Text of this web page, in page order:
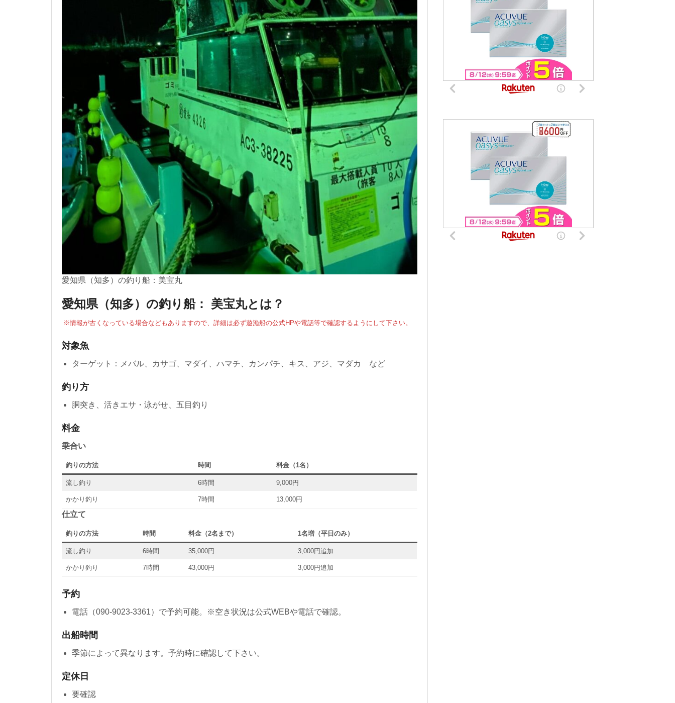
愛知県（知多）の釣り船：美宝丸
愛知県（知多）の釣り船： 美宝丸とは？
※情報が古くなっている場合などもありますので、詳細は必ず遊漁船の公式HPや電話等で確認するようにして下さい。
対象魚
ターゲット：メバル、カサゴ、マダイ、ハマチ、カンパチ、キス、アジ、マダカ など
釣り方
胴突き、活きエサ・泳がせ、五目釣り
料金
乗合い
釣りの方法 時間 料金（1名）
流し釣り 6時間 9,000円
かかり釣り 7時間 13,000円
仕立て
釣りの方法 時間 料金（2名まで） 1名増（平日のみ）
流し釣り 6時間 35,000円 3,000円追加
かかり釣り 7時間 43,000円 3,000円追加
予約
電話（090-9023-3361）で予約可能。※空き状況は公式WEBや電話で確認。
出船時間
季節によって異なります。予約時に確認して下さい。
定休日
要確認